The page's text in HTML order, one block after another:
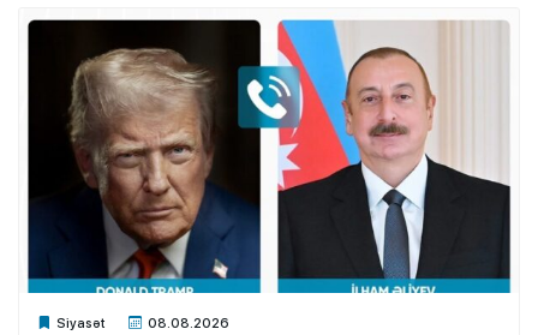
Siyasət 08.08.2026
Xalq.Online